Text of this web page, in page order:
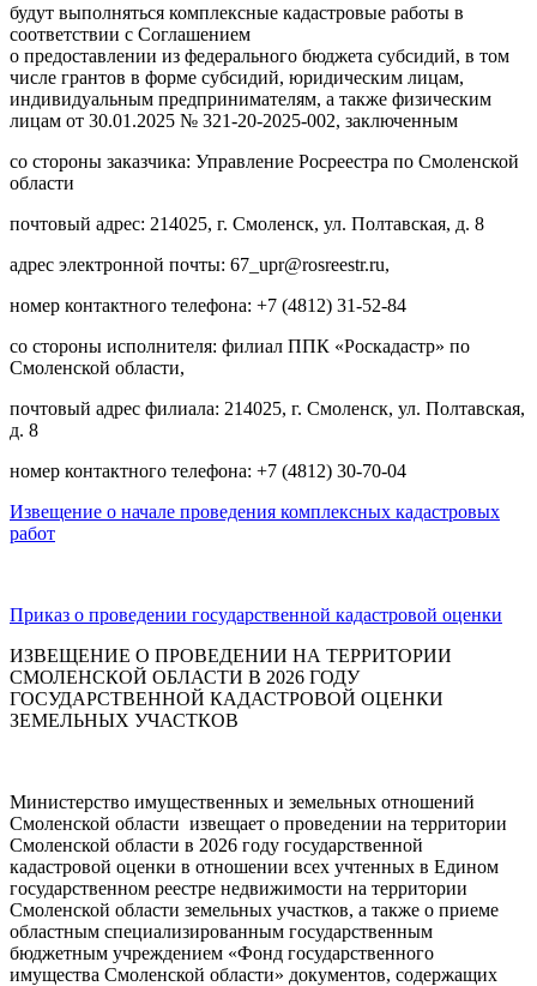
будут выполняться комплексные кадастровые работы в
соответствии с Соглашением
о предоставлении из федерального бюджета субсидий, в том
числе грантов в форме субсидий, юридическим лицам,
индивидуальным предпринимателям, а также физическим
лицам от 30.01.2025 № 321-20-2025-002, заключенным
со стороны заказчика: Управление Росреестра по Смоленской
области
почтовый адрес: 214025, г. Смоленск, ул. Полтавская, д. 8
адрес электронной почты: 67_upr@rosreestr.ru,
номер контактного телефона: +7 (4812) 31-52-84
со стороны исполнителя: филиал ППК «Роскадастр» по
Смоленской области,
почтовый адрес филиала: 214025, г. Смоленск, ул. Полтавская,
д. 8
номер контактного телефона: +7 (4812) 30-70-04
Извещение о начале проведения комплексных кадастровых
работ
Приказ о проведении государственной кадастровой оценки
ИЗВЕЩЕНИЕ О ПРОВЕДЕНИИ НА ТЕРРИТОРИИ
СМОЛЕНСКОЙ ОБЛАСТИ В 2026 ГОДУ
ГОСУДАРСТВЕННОЙ КАДАСТРОВОЙ ОЦЕНКИ
ЗЕМЕЛЬНЫХ УЧАСТКОВ
Министерство имущественных и земельных отношений
Смоленской области извещает о проведении на территории
Смоленской области в 2026 году государственной
кадастровой оценки в отношении всех учтенных в Едином
государственном реестре недвижимости на территории
Смоленской области земельных участков, а также о приеме
областным специализированным государственным
бюджетным учреждением «Фонд государственного
имущества Смоленской области» документов, содержащих